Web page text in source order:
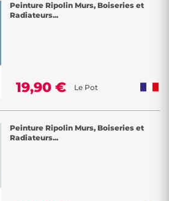
Peinture Ripolin Murs, Boiseries et
Radiateurs...
19,90 € Le Pot
Peinture Ripolin Murs, Boiseries et
Radiateurs...